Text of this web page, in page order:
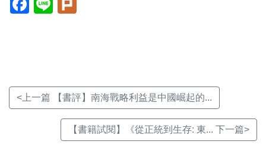
開
開
<上一篇 【書評】南海戰略利益是中國崛起的...
【書籍試閱】《從正統到生存: 東... 下一篇>